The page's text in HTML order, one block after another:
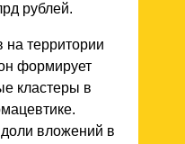
рублей.
на территории
формирует
кластеры в
вложений в